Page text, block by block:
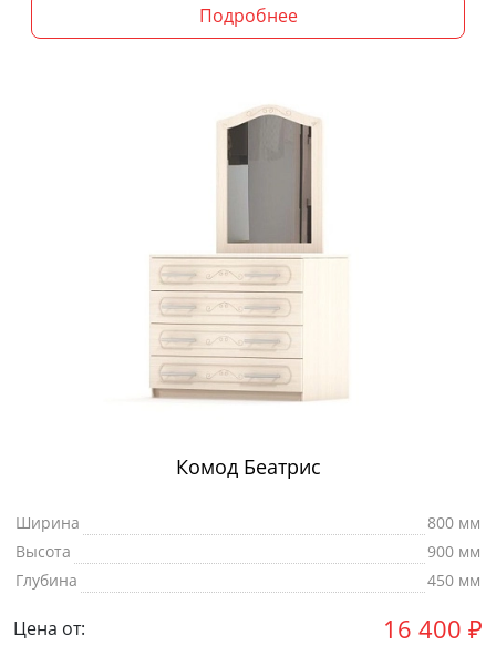
Подробнее
Комод Беатрис
Ширина
800 мм
Высота
900 мм
Глубина
450 мм
Цена от: 16 400 ₽